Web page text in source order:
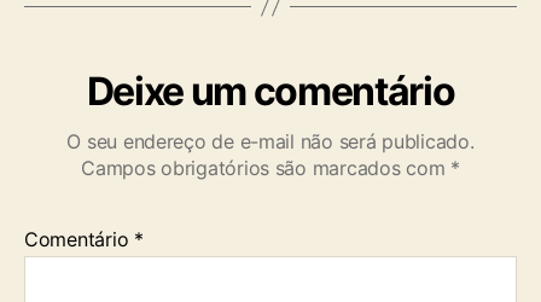
Deixe um comentário
O seu endereço de e-mail não será publicado.
Campos obrigatórios são marcados com *
Comentário *